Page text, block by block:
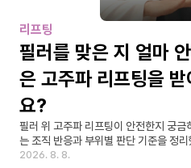
리프팅
필러를 맞은 지 얼마
은 고주파 리프팅을
요?
필러 위 고주파 리프팅이 안전한지 궁
는 조직 반응과 부위별 판단 기준을 정리
2026. 8. 8.